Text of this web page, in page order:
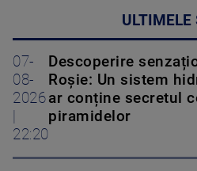
ULTIMELE
07-
08-
2026
22:20
Descoperire
Roșie: Un sistem
ar conține secretul
piramidelor